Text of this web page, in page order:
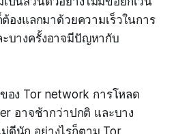
องแลกมาด้วยความเร็วในการ
บางครั้งอาจมีปัญหากับ
อง Tor network การโหลด
อาจช้ากว่าปกติ และบาง
ดีนัก อย่างไรก็ตาม Tor